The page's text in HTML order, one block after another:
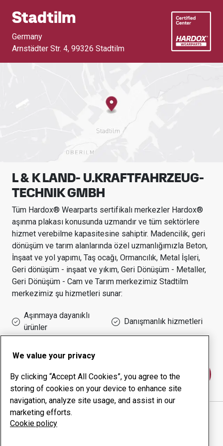
Stadtilm
Germany
Arnstädter Str. 4, 99326 Stadtilm
L & K LAND- U.KRAFTFAHRZEUG-
TECHNIK GMBH
Tüm Hardox® Wearparts sertifikalı merkezler Hardox®
aşınma plakası konusunda uzmandır ve tüm sektörlere
hizmet verebilme kapasitesine sahiptir. Madencilik, geri
dönüşüm ve tarım alanlarında özel uzmanlığımızla Beton,
İnşaat ve yol yapımı, Taş ocağı, Ormancılık, Metal İşleri,
Geri dönüşüm - inşaat ve yıkım, Geri Dönüşüm - Metaller,
Geri Dönüşüm - Cam ve Tarım merkezimiz Stadtilm
merkezimiz şu hizmetleri sunar:
Aşınmaya dayanıklı
ürünler
Danışmanlık hizmetleri
Bize ulaşın
L & K LAND- U.KRAFTFAHRZEUG- TECHNIK GMBH
web sitesi
We value your privacy
By clicking “Accept All Cookies”, you agree to the
storing of cookies on your device to enhance site
navigation, analyze site usage, and assist in our
marketing efforts.
Cookie policy